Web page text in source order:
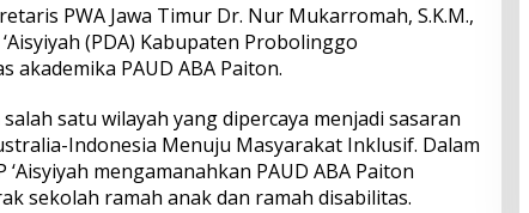
PWA Jawa Timur Dr. Nur Mukarromah, S.K.M.,
(PDA) Kabupaten Probolinggo
akademika PAUD ABA Paiton.
satu wilayah yang dipercaya menjadi sasaran
Indonesia Menuju Masyarakat Inklusif. Dalam
mengamanahkan PAUD ABA Paiton
sekolah ramah anak dan ramah disabilitas.